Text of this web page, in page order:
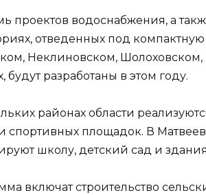
проектов водоснабжения, а
отведенных под
Неклиновском,
будут разработаны в этом году.
районах области
спортивных площадок. В
школу, детский сад и здания
включат строительство